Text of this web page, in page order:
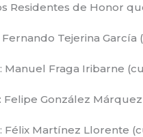
Residentes de Honor
Fernando Tejerina García
Manuel Fraga Iribarne
Felipe González
Félix Martínez Llorente